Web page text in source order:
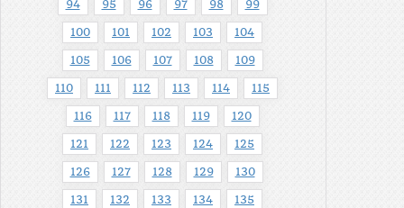
94 95 96 97 98 99
100 101 102 103 104
105 106 107 108 109
110 111 112 113 114 115
116 117 118 119 120
121 122 123 124 125
126 127 128 129 130
131 132 133 134 135